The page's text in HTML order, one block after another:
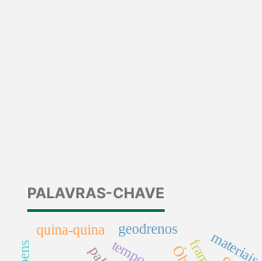
PALAVRAS-CHAVE
quina-quina geodrenos materiais